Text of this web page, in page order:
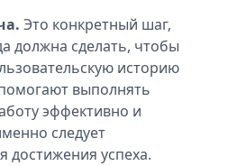
Это конкретный шаг,
должна сделать, чтобы
историю
выполнять
эффективно и
следует
достижения успеха.